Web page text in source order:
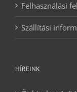
Felhasználási
Szállítási
HÍREINK